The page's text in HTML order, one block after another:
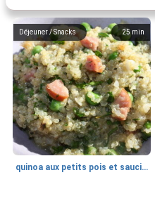
25 min
Déjeuner / Snacks
quinoa aux petits pois et saucisses